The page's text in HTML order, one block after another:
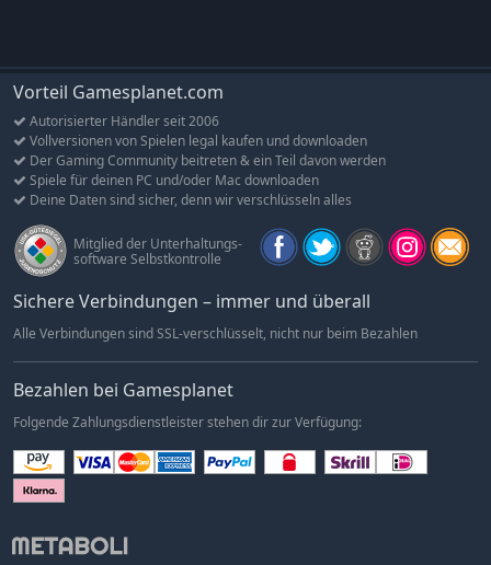
Vorteil Gamesplanet.com
Autorisierter Händler seit 2006
Vollversionen von Spielen legal kaufen und downloaden
Der Gaming Community beitreten & ein Teil davon werden
Spiele für deinen PC und/oder Mac downloaden
Deine Daten sind sicher, denn wir verschlüsseln alles
Mitglied der Unterhaltungs-
software Selbstkontrolle
Sichere Verbindungen – immer und überall
Alle Verbindungen sind SSL-verschlüsselt, nicht nur beim Bezahlen
Bezahlen bei Gamesplanet
Folgende Zahlungsdienstleister stehen dir zur Verfügung: